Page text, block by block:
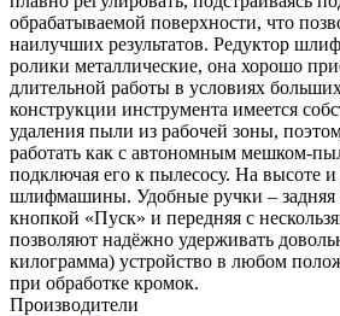
обрабатываемой поверхности, что
наилучших результатов. Редуктор
ролики металлические, она хорошо
длительной работы в условиях
конструкции инструмента имеется
удаления пыли из рабочей зоны,
работать как с автономным мешком-
подключая его к пылесосу. На высоте
шлифмашины. Удобные ручки – задняя
кнопкой «Пуск» и передняя с
позволяют надёжно удерживать
килограмма) устройство в любом
при обработке кромок.
Производители